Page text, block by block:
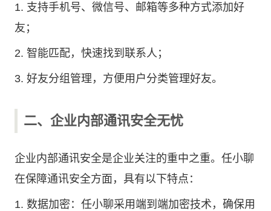
1. 支持手机号、微信号、邮箱等多种方式添加好
友；
2. 智能匹配，快速找到联系人；
3. 好友分组管理，方便用户分类管理好友。
二、企业内部通讯安全无忧
企业内部通讯安全是企业关注的重中之重。任小聊
在保障通讯安全方面，具有以下特点：
1. 数据加密：任小聊采用端到端加密技术，确保用